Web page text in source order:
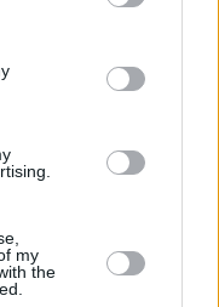
third-party tags to
in below Google
my
the
ετικέτα